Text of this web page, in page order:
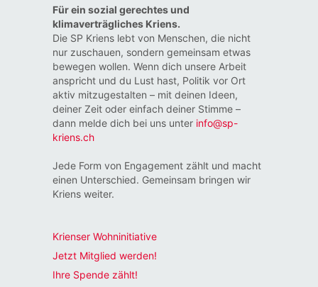
Für ein sozial gerechtes und
klimaverträgliches Kriens.
Die SP Kriens lebt von Menschen, die nicht
nur zuschauen, sondern gemeinsam etwas
bewegen wollen. Wenn dich unsere Arbeit
anspricht und du Lust hast, Politik vor Ort
aktiv mitzugestalten – mit deinen Ideen,
deiner Zeit oder einfach deiner Stimme –
dann melde dich bei uns unter info@sp-
kriens.ch
Jede Form von Engagement zählt und macht
einen Unterschied. Gemeinsam bringen wir
Kriens weiter.
Krienser Wohninitiative
Jetzt Mitglied werden!
Ihre Spende zählt!